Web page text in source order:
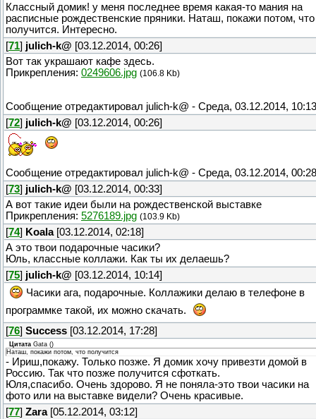
Классный домик! у меня последнее время какая-то мания на
расписные рождественские пряники. Наташ, покажи потом, что
получится. Интересно.
[71] julich-k@ [03.12.2014, 00:26]
Вот так украшают кафе здесь.
Прикрепления: 0249606.jpg (106.8 Kb)
Сообщение отредактировал julich-k@ - Среда, 03.12.2014, 10:13
[72] julich-k@ [03.12.2014, 00:26]
Сообщение отредактировал julich-k@ - Среда, 03.12.2014, 00:28
[73] julich-k@ [03.12.2014, 00:33]
А вот такие идеи были на рождественской выставке
Прикрепления: 5276189.jpg (103.9 Kb)
[74] Koala[03.12.2014, 02:18]
А это твои подарочные часики?
Юль, классные коллажи. Как ты их делаешь?
[75] julich-k@ [03.12.2014, 10:14]
Часики ага, подарочные. Коллажики делаю в телефоне в
программке такой, их можно скачать.
[76] Success [03.12.2014, 17:28]
Цитата Gata ()
Наташ, покажи потом, что получится
- Ириш,покажу. Только позже. Я домик хочу привезти домой в
Россию. Так что позже получится сфоткать.
Юля,спасибо. Очень здорово. Я не поняла-это твои часики на
фото или на выставке видели? Очень красивые.
[77] Zara[05.12.2014, 03:12]